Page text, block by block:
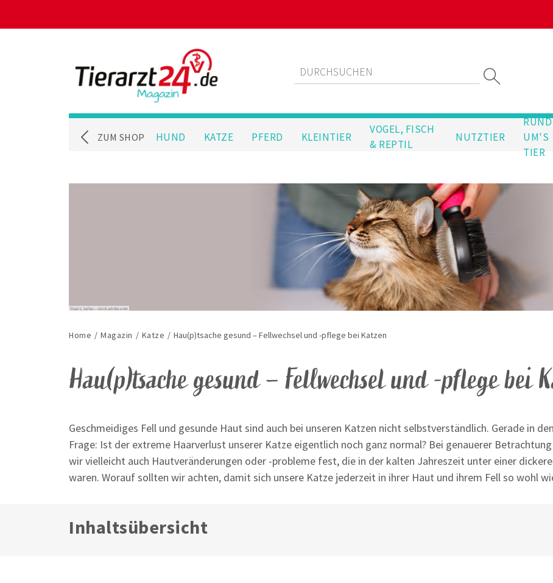
ZUM SHOP HUND KATZE PFERD KLEINTIER
VOGEL, FISCH
& REPTIL
NUTZTIER
RUND
UM'S
TIER
Home / Magazin / Katze / Hau(p)tsache gesund – Fellwechsel und -pflege bei Katzen
Hau(p)tsache gesund – Fellwechsel und -pflege bei
Geschmeidiges Fell und gesunde Haut sind auch bei unseren Katzen nicht selbstverständlich. Gerade in
Frage: Ist der extreme Haarverlust unserer Katze eigentlich noch ganz normal? Bei genauerer
wir vielleicht auch Hautveränderungen oder -probleme fest, die in der kalten Jahreszeit unter einer
waren. Worauf sollten wir achten, damit sich unsere Katze jederzeit in ihrer Haut und ihrem Fell so wohl
Inhaltsübersicht